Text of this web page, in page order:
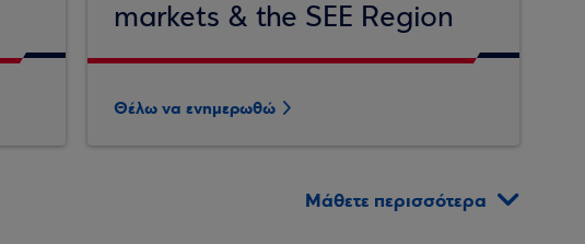
markets & the SEE Region
Θέλω να ενημερωθώ
Μάθετε περισσότερα